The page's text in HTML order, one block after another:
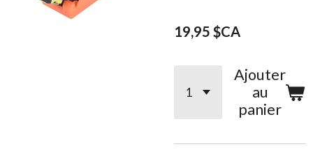
19,95 $CA
Ajouter
au
panier